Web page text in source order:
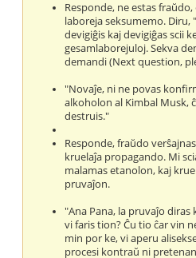
Responde, ne estas
laboreja seksumemo.
devigiĝis kaj devigiĝas scii
gesamlaborejuloj. Sekva
demandi (Next question,
"Novaĵe, ni ne povas
alkoholon al Kimbal Musk,
destruis."
Responde, fraŭdo
kruelaĵa propagando. Mi
malamas etanolon, kaj
pruvaĵon.
"Ana Pana, la pruvaĵo diras
vi faris tion? Ĉu tio ĉar vin
min por ke, vi aperu
procesi kontraŭ ni